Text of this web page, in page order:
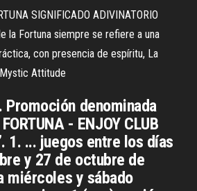
SIGNIFICADO ADIVINATORIO
la Fortuna siempre se refiere a una
con presencia de espíritu, La
Attitude
Promoción denominada
- ENJOY CLUB
1. ... juegos entre los días
y 27 de octubre de
miércoles y sábado